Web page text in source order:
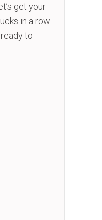
get your
in a row
to